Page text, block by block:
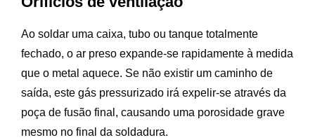
Ao soldar uma caixa, tubo ou tanque totalmente
fechado, o ar preso expande-se rapidamente à medida
que o metal aquece. Se não existir um caminho de
saída, este gás pressurizado irá expelir-se através da
poça de fusão final, causando uma porosidade grave
mesmo no final da soldadura.